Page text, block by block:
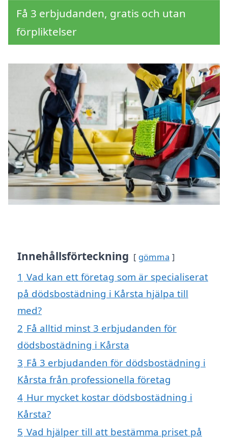
Få 3 erbjudanden, gratis och utan
förpliktelser
Innehållsförteckning gömma
1 Vad kan ett företag som är specialiserat
på dödsbostädning i Kårsta hjälpa till
med?
2 Få alltid minst 3 erbjudanden för
dödsbostädning i Kårsta
3 Få 3 erbjudanden för dödsbostädning i
Kårsta från professionella företag
4 Hur mycket kostar dödsbostädning i
Kårsta?
5 Vad hjälper till att bestämma priset på